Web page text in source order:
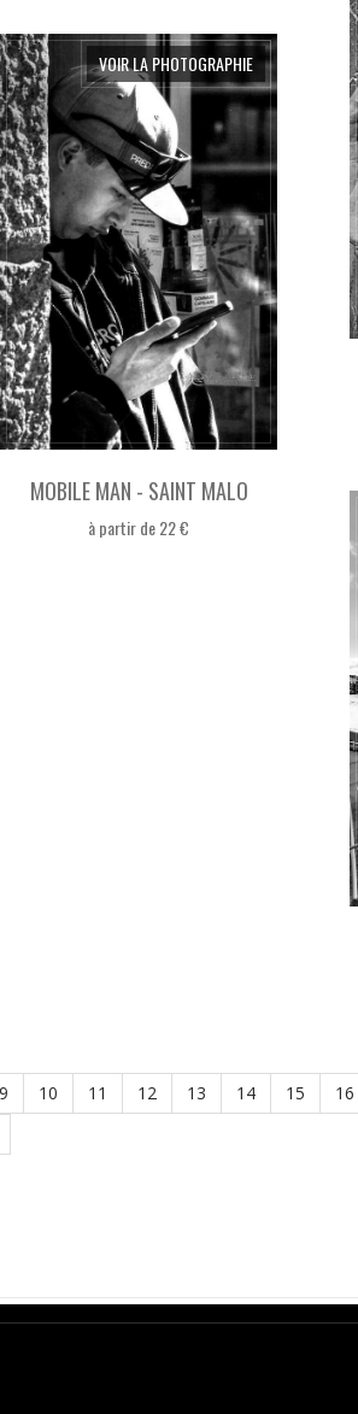
MOBILE MAN - SAINT MALO
à partir de 22 €
VOIR LA PHOTOGRAPHIE
9 10 11 12 13 14 15 16